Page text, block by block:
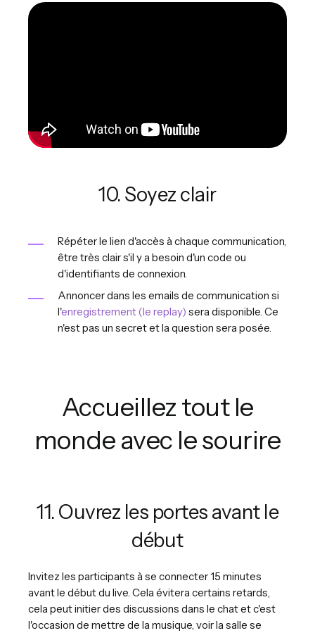
10. Soyez clair
Répéter le lien d'accès à chaque communication,
être très clair s'il y a besoin d'un code ou
d'identifiants de connexion.
Annoncer dans les emails de communication si
l'enregistrement (le replay) sera disponible. Ce
n'est pas un secret et la question sera posée.
Accueillez tout le
monde avec le sourire
11. Ouvrez les portes avant le
début
Invitez les participants à se connecter 15 minutes
avant le début du live. Cela évitera certains retards,
cela peut initier des discussions dans le chat et c'est
l'occasion de mettre de la musique, voir la salle se